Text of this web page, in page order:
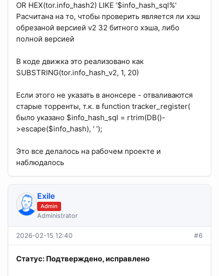
OR HEX(tor.info_hash2) LIKE '$info_hash_sql%'
Расчитана на то, чтобы проверить является ли хэш
обрезаной версией v2 32 битного хэша, либо
полной версией
В коде движка это реализовано как
SUBSTRING(tor.info_hash_v2, 1, 20)
Если этого не указать в анонсере - отваливаются
старые торренты, т.к. в function tracker_register(
было указано $info_hash_sql = rtrim(DB()-
>escape($info_hash), ' ');
Это все делалось на рабочем проекте и
наблюдалось
Exile
Admin
Administrator
2026-02-15 12:40 #6
Статус: Подтверждено, исправлено